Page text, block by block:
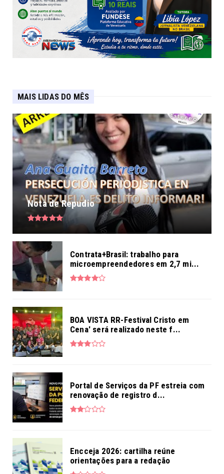
MAIS LIDAS DO MÊS
Nota de Repudio
Contrata+Brasil: trabalho para
microempreendedores em 2,7 mi...
BOA VISTA RR-Festival Cristo em
Cena' será realizado neste f...
Portal de Serviços da PF estreia com
renovação de registro d...
Encceja 2026: cartilha reúne
orientações para a redação